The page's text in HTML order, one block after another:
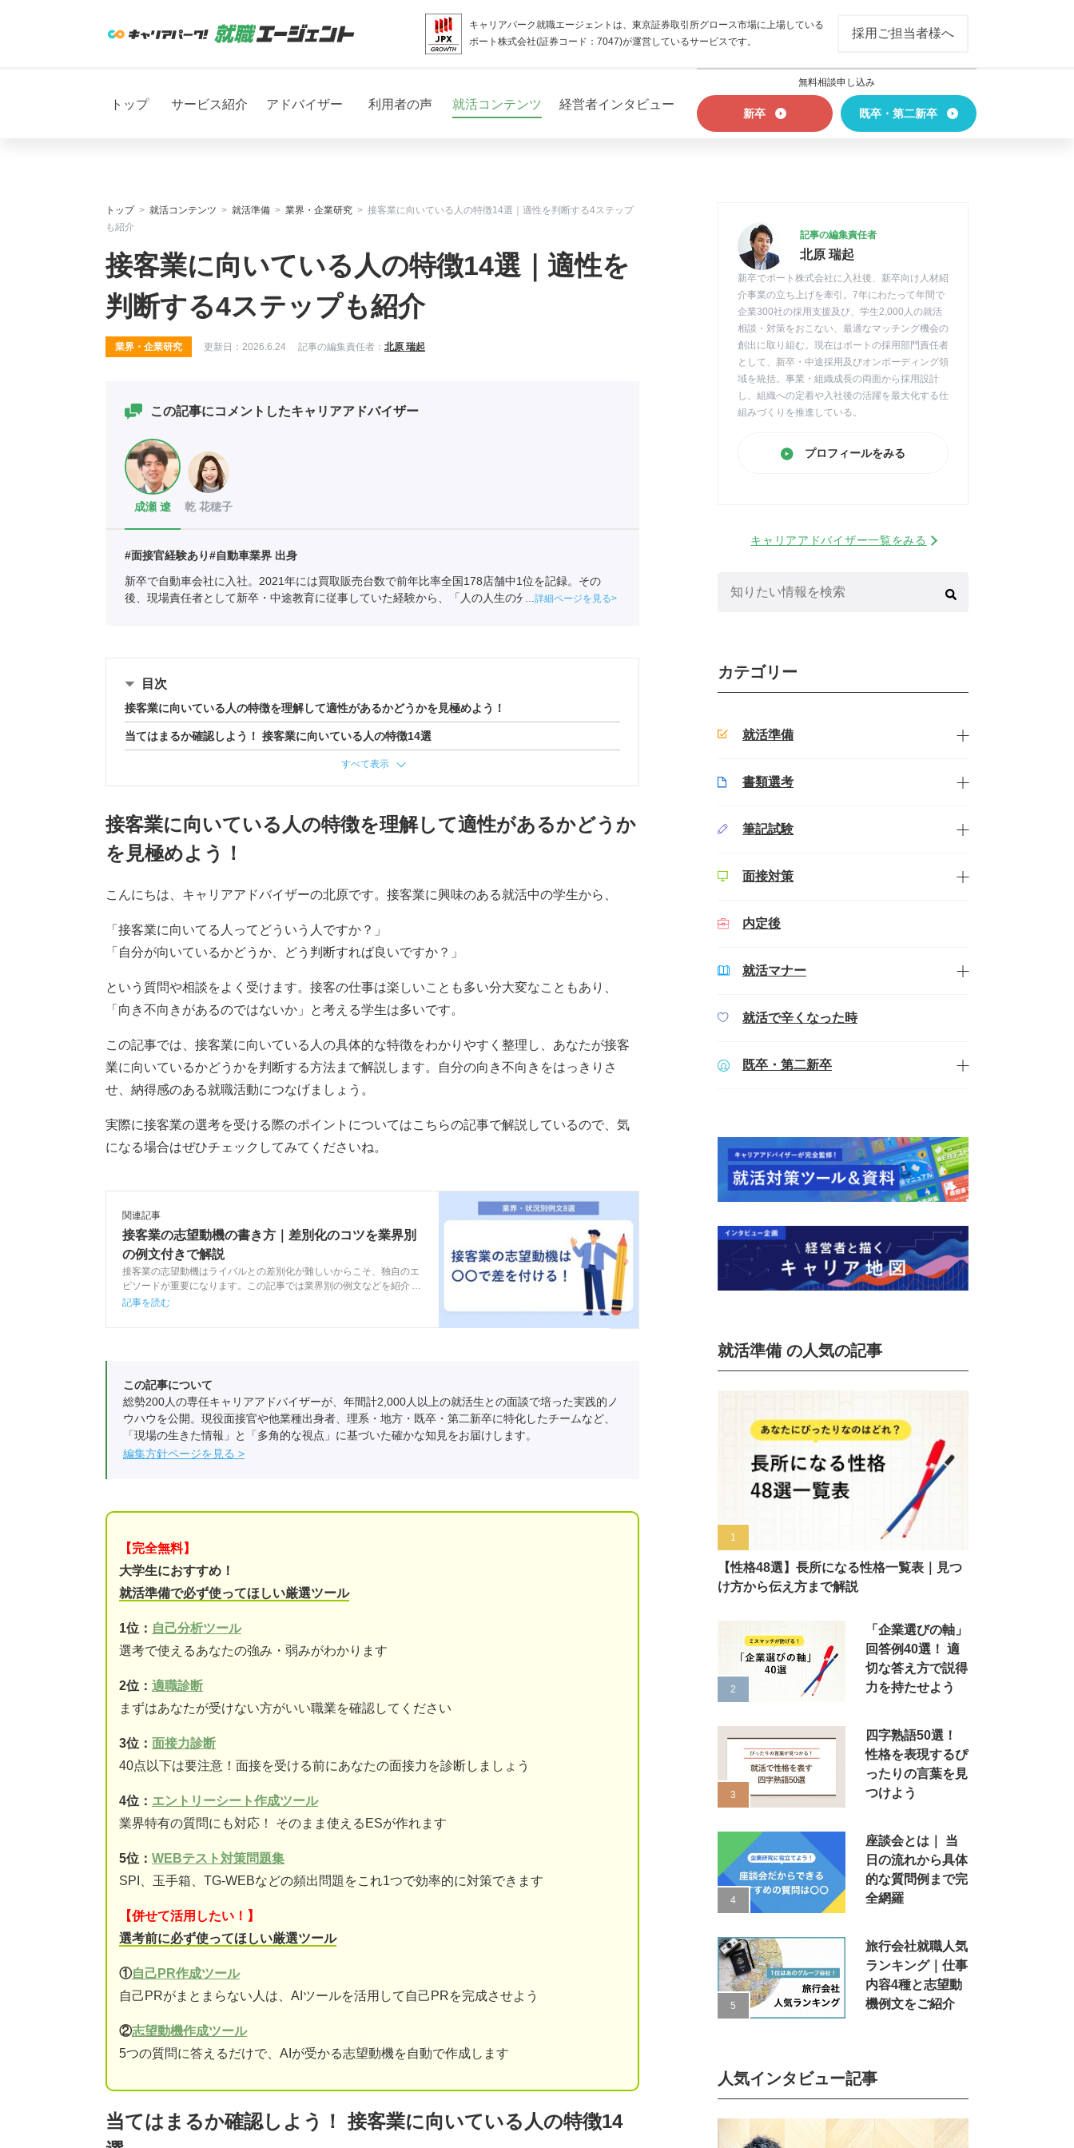
キャリアパーク就職エージェントは、東京証券取引所グロース市場に上場している
ポート株式会社(証券コード：7047)が運営しているサービスです。
採用ご担当者様へ
トップ サービス紹介 アドバイザー 利用者の声 就活コンテンツ 経営者インタビュー
無料相談申し込み
新卒 既卒・第二新卒
トップ 就活コンテンツ 就活準備 業界・企業研究
接客業に向いている人の特徴14選｜適性を判断する4ステップ
も紹介
接客業に向いている人の特徴14選｜適性を
判断する4ステップも紹介
業界・企業研究 更新日： 2026.6.24 記事の編集責任者： 北原 瑞起
この記事にコメントしたキャリアアドバイザー
成瀬 遼 乾 花穂子
#面接官経験あり#自動車業界 出身
新卒で自動車会社に入社。2021年には買取販売台数で前年比率全国178店舗中1位を記録。その
後、現場責任者として新卒・中途教育に従事していた経験から、「人の人生の分岐点によりかかわ
詳細ページを見る
目次
接客業に向いている人の特徴を理解して適性があるかどうかを見極めよう！
当てはまるか確認しよう！ 接客業に向いている人の特徴14選
すべて表示
接客業に向いている人の特徴を理解して適性があるかどうか
を見極めよう！
こんにちは、キャリアアドバイザーの北原です。接客業に興味のある就活中の学生から、
「接客業に向いてる人ってどういう人ですか？」
「自分が向いているかどうか、どう判断すれば良いですか？」
という質問や相談をよく受けます。接客の仕事は楽しいことも多い分大変なこともあり、
「向き不向きがあるのではないか」と考える学生は多いです。
この記事では、接客業に向いている人の具体的な特徴をわかりやすく整理し、あなたが接客
業に向いているかどうかを判断する方法まで解説します。自分の向き不向きをはっきりさ
せ、納得感のある就職活動につなげましょう。
実際に接客業の選考を受ける際のポイントについてはこちらの記事で解説しているので、気
になる場合はぜひチェックしてみてくださいね。
関連記事
接客業の志望動機の書き方｜差別化のコツを業界別
の例文付きで解説
接客業の志望動機はライバルとの差別化が難しいからこそ、独自のエ
ピソードが重要になります。この記事では業界別の例文などを紹介し
ながら、キャリアアドバイザーの解説とともに採用担当に刺さる接客
記事を読む
この記事について
総勢200人の専任キャリアアドバイザーが、年間計2,000人以上の就活生との面談で培った実践的ノ
ウハウを公開。現役面接官や他業種出身者、理系・地方・既卒・第二新卒に特化したチームなど、
「現場の生きた情報」と「多角的な視点」に基づいた確かな知見をお届けします。
編集方針ページを見る
【完全無料】
大学生におすすめ！
就活準備で必ず使ってほしい厳選ツール
1位： 自己分析ツール
選考で使えるあなたの強み・弱みがわかります
2位： 適職診断
まずはあなたが受けない方がいい職業を確認してください
3位： 面接力診断
40点以下は要注意！面接を受ける前にあなたの面接力を診断しましょう
4位： エントリーシート作成ツール
業界特有の質問にも対応！ そのまま使えるESが作れます
5位： WEBテスト対策問題集
SPI、玉手箱、TG-WEBなどの頻出問題をこれ1つで効率的に対策できます
【併せて活用したい！】
選考前に必ず使ってほしい厳選ツール
①自己PR作成ツール
自己PRがまとまらない人は、AIツールを活用して自己PRを完成させよう
②志望動機作成ツール
5つの質問に答えるだけで、AIが受かる志望動機を自動で作成します
当てはまるか確認しよう！ 接客業に向いている人の特徴14
記事の編集責任者
北原 瑞起
新卒でポート株式会社に入社後、新卒向け人材紹
介事業の立ち上げを牽引。7年にわたって年間で
企業300社の採用支援及び、学生2,000人の就活
相談・対策をおこない、最適なマッチング機会の
創出に取り組む。現在はポートの採用部門責任者
として、新卒・中途採用及びオンボーディング領
域を統括。事業・組織成長の両面から採用設計
し、組織への定着や入社後の活躍を最大化する仕
組みづくりを推進している。
プロフィールをみる
キャリアアドバイザー一覧をみる
カテゴリー
就活準備
書類選考
筆記試験
面接対策
内定後
就活マナー
就活で辛くなった時
既卒・第二新卒
就活準備 の人気の記事
【性格48選】長所になる性格一覧表｜見つ
け方から伝え方まで解説
「企業選びの軸」
回答例40選！ 適
切な答え方で説得
力を持たせよう
四字熟語50選！
性格を表現するぴ
ったりの言葉を見
つけよう
座談会とは｜ 当
日の流れから具体
的な質問例まで完
全網羅
旅行会社就職人気
ランキング｜仕事
内容4種と志望動
機例文をご紹介
人気インタビュー記事